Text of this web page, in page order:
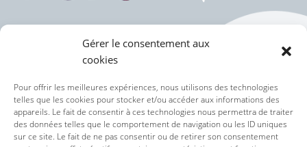
Gérer le consentement aux
cookies
Pour offrir les meilleures expériences, nous utilisons des technologies
telles que les cookies pour stocker et/ou accéder aux informations des
appareils. Le fait de consentir à ces technologies nous permettra de traiter
des données telles que le comportement de navigation ou les ID uniques
sur ce site. Le fait de ne pas consentir ou de retirer son consentement
Politique des cookies (UE)
Politique de confidentialité